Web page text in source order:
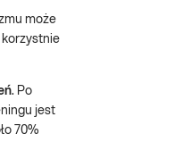
może
korzystnie
. Po
jest
70%